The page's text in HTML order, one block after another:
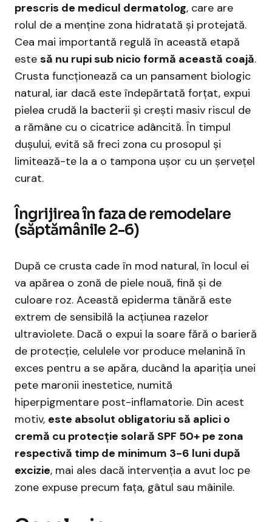
prescris de medicul dermatolog, care are
rolul de a menține zona hidratată și protejată.
Cea mai importantă regulă în această etapă
este să nu rupi sub nicio formă această coajă.
Crusta funcționează ca un pansament biologic
natural, iar dacă este îndepărtată forțat, expui
pielea crudă la bacterii și crești masiv riscul de
a rămâne cu o cicatrice adâncită. În timpul
dușului, evită să freci zona cu prosopul și
limitează-te la a o tampona ușor cu un șervețel
curat.
Îngrijirea în faza de remodelare
(săptămânile 2-6)
După ce crusta cade în mod natural, în locul ei
va apărea o zonă de piele nouă, fină și de
culoare roz. Această epiderma tânără este
extrem de sensibilă la acțiunea razelor
ultraviolete. Dacă o expui la soare fără o barieră
de protecție, celulele vor produce melanină în
exces pentru a se apăra, ducând la apariția unei
pete maronii inestetice, numită
hiperpigmentare post-inflamatorie. Din acest
motiv, este absolut obligatoriu să aplici o
cremă cu protecție solară SPF 50+ pe zona
respectivă timp de minimum 3-6 luni după
excizie, mai ales dacă intervenția a avut loc pe
zone expuse precum fața, gâtul sau mâinile.